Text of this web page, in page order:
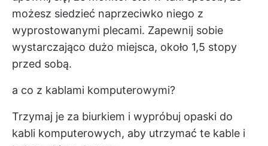
możesz siedzieć naprzeciwko niego z
wyprostowanymi plecami. Zapewnij sobie
wystarczająco dużo miejsca, około 1,5 stopy
przed sobą.
a co z kablami komputerowymi?
Trzymaj je za biurkiem i wypróbuj opaski do
kabli komputerowych, aby utrzymać te kable i